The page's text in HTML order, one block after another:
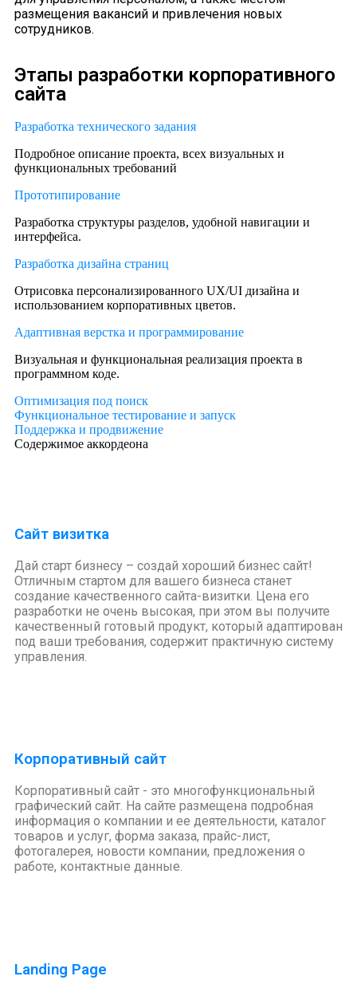
размещения вакансий и привлечения новых
сотрудников.
Этапы разработки корпоративного
сайта
Разработка технического задания
Подробное описание проекта, всех визуальных и
функциональных требований
Прототипирование
Разработка структуры разделов, удобной навигации и
интерфейса.
Разработка дизайна страниц
Отрисовка персонализированного UX/UI дизайна и
использованием корпоративных цветов.
Адаптивная верстка и программирование
Визуальная и функциональная реализация проекта в
программном коде.
Оптимизация под поиск
Функциональное тестирование и запуск
Поддержка и продвижение
Содержимое аккордеона
Сайт визитка
Дай старт бизнесу – создай хороший бизнес сайт!
Отличным стартом для вашего бизнеса станет
создание качественного сайта-визитки. Цена его
разработки не очень высокая, при этом вы получите
качественный готовый продукт, который адаптирован
под ваши требования, содержит практичную систему
управления.
Корпоративный сайт
Корпоративный сайт - это многофункциональный
графический сайт. На сайте размещена подробная
информация о компании и ее деятельности, каталог
товаров и услуг, форма заказа, прайс-лист,
фотогалерея, новости компании, предложения о
работе, контактные данные.
Landing Page